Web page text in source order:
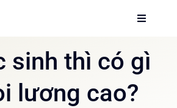
Toggle
Toggle
sinh thì có gì
lương cao?